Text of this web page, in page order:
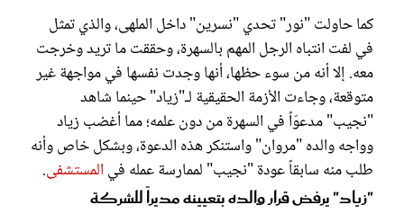
كما حاولت "نور" تحدي "نسرين" داخل الملهى، والذي تمثل
في لفت انتباه الرجل المهم بالسهرة، وحققت ما تريد وخرجت
معه. إلا أنه من سوء حظها، أنها وجدت نفسها في مواجهة غير
متوقعة، وجاءت الأزمة الحقيقية لـ"زياد" حينما شاهد
"نجيب" مدعوّاً في السهرة من دون علمه؛ مما أغضب زياد
وواجه والده "مروان" واستنكر هذه الدعوة، وبشكل خاص وأنه
طلب منه سابقاً عودة "نجيب" لممارسة عمله في المستشفى.
"زياد" يرفض قرار والده بتعيينه مديراً للشركة